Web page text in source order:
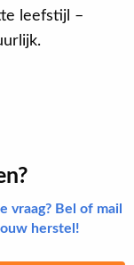
leefstijl –
vraag? Bel of mail
herstel!